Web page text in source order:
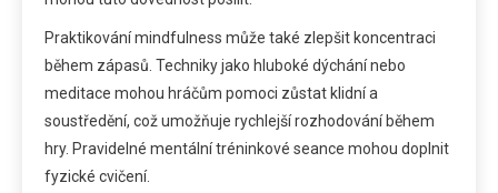
Praktikování mindfulness může také zlepšit koncentraci
během zápasů. Techniky jako hluboké dýchání nebo
meditace mohou hráčům pomoci zůstat klidní a
soustředění, což umožňuje rychlejší rozhodování během
hry. Pravidelné mentální tréninkové seance mohou doplnit
fyzické cvičení.